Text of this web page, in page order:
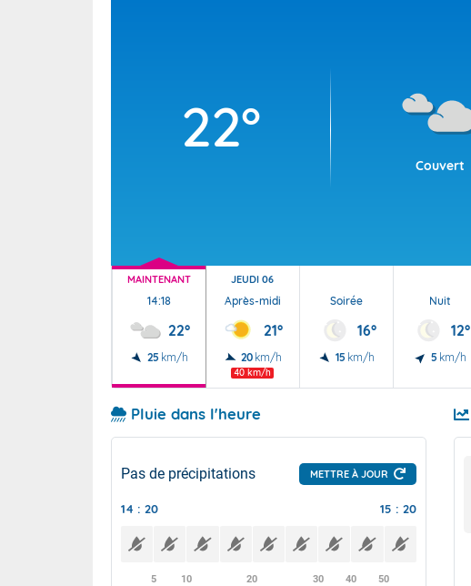
22°
Couvert
MAINTENANT
14:18
22°
25 km/h
JEUDI 06
Après-midi
21°
20 km/h
40 km/h
Soirée
16°
15 km/h
Nuit
12°
5 km/h
Pluie dans l'heure
Pas de précipitations METTRE À JOUR
14 : 20 15 : 20
5
10
20
30
40
50